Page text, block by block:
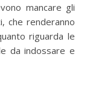
mancare gli
che renderanno
riguarda le
da indossare e